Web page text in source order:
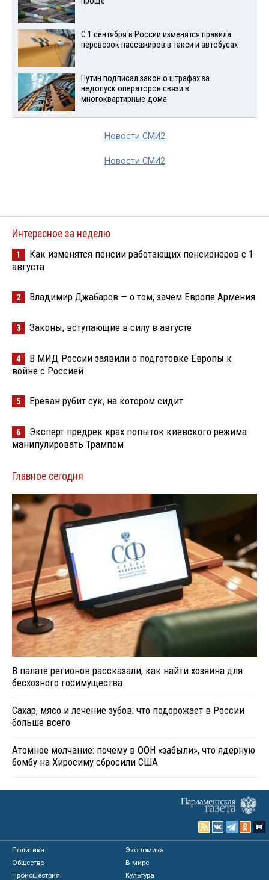
С 1 сентября в России изменятся правила
перевозок пассажиров в такси и автобусах
Путин подписал закон о штрафах за
недопуск операторов связи в
многоквартирные дома
Новости СМИ2
Новости СМИ2
Интересное за неделю
1
Как изменятся пенсии работающих пенсионеров с 1
августа
2 Владимир Джабаров — о том, зачем Европе Армения
3 Законы, вступающие в силу в августе
4
В МИД России заявили о подготовке Европы к
войне с Россией
5 Ереван рубит сук, на котором сидит
6
Эксперт предрек крах попыток киевского режима
манипулировать Трампом
Главное сегодня
В палате регионов рассказали, как найти хозяина для
бесхозного госимущества
Сахар, мясо и лечение зубов: что подорожает в России
больше всего
Атомное молчание: почему в ООН «забыли», что ядерную
бомбу на Хиросиму сбросили США
Политика
Экономика
Общество
В мире
Происшествия
Культура